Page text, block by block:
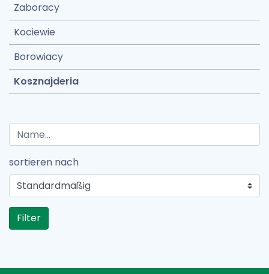
Zaboracy
Kociewie
Borowiacy
Kosznajderia
sortieren nach
Filter